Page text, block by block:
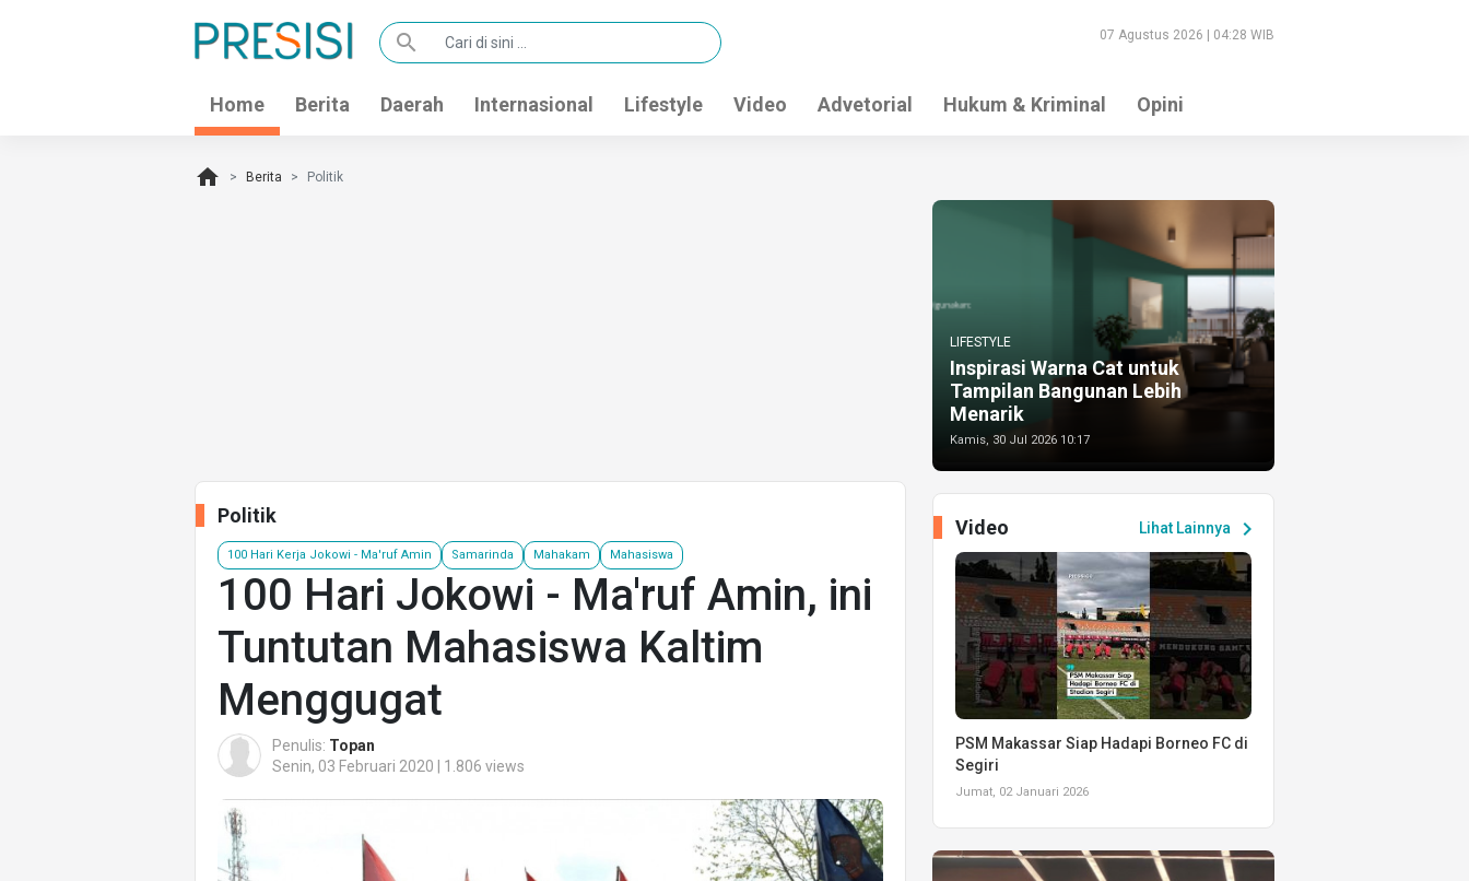
search 07 Agustus 2026 | 04:28 WIB
Home Berita Daerah Internasional Lifestyle Video Advetorial Hukum & Kriminal Opini
home Berita Politik
Politik
100 Hari Kerja Jokowi - Ma'ruf Amin Samarinda Mahakam Mahasiswa
100 Hari Jokowi - Ma'ruf Amin, ini
Tuntutan Mahasiswa Kaltim
Menggugat
Penulis: Topan
Senin, 03 Februari 2020 | 1.806 views
LIFESTYLE
Inspirasi Warna Cat untuk
Tampilan Bangunan Lebih
Menarik
Kamis, 30 Jul 2026 10:17
Lihat Lainnya chevron_right
Video
PSM Makassar Siap Hadapi Borneo FC di
Segiri
Jumat, 02 Januari 2026